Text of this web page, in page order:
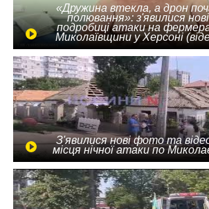
«Дружина втекла, а дрон
полювання»: з'явилися нові
подробиці атаки на
Миколаївщини у Херсоні
З'явилися нові фото та
місця нічної атаки по